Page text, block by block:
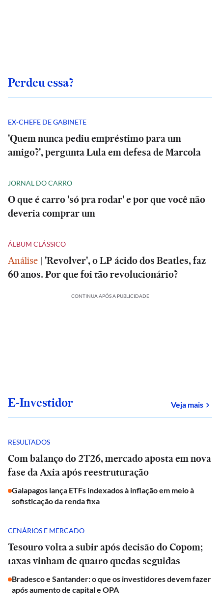
Perdeu essa?
EX-CHEFE DE GABINETE
'Quem nunca pediu empréstimo para um
amigo?', pergunta Lula em defesa de Marcola
JORNAL DO CARRO
O que é carro 'só pra rodar' e por que você não
deveria comprar um
ÁLBUM CLÁSSICO
Análise | 'Revolver', o LP ácido dos Beatles, faz
60 anos. Por que foi tão revolucionário?
CONTINUA APÓS A PUBLICIDADE
E-Investidor Veja mais
RESULTADOS
Com balanço do 2T26, mercado aposta em nova
fase da Axia após reestruturação
Galapagos lança ETFs indexados à inflação em meio à
sofisticação da renda fixa
CENÁRIOS E MERCADO
Tesouro volta a subir após decisão do Copom;
taxas vinham de quatro quedas seguidas
Bradesco e Santander: o que os investidores devem fazer
após aumento de capital e OPA